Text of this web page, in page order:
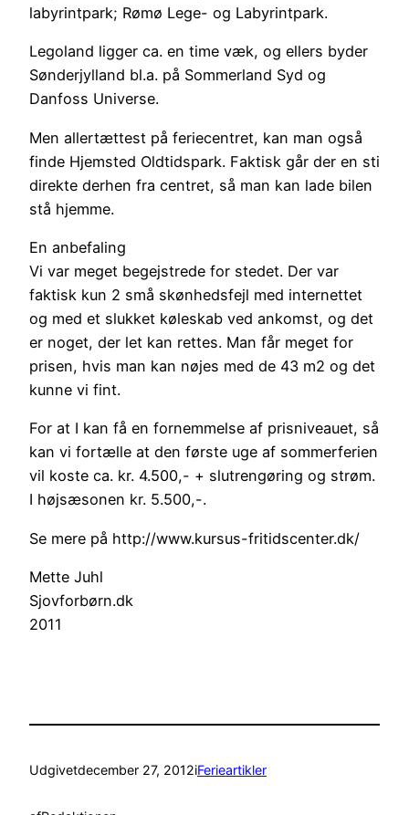
labyrintpark; Rømø Lege- og Labyrintpark.
Legoland ligger ca. en time væk, og ellers byder
Sønderjylland bl.a. på Sommerland Syd og
Danfoss Universe.
Men allertættest på feriecentret, kan man også
finde Hjemsted Oldtidspark. Faktisk går der en sti
direkte derhen fra centret, så man kan lade bilen
stå hjemme.
En anbefaling
Vi var meget begejstrede for stedet. Der var
faktisk kun 2 små skønhedsfejl med internettet
og med et slukket køleskab ved ankomst, og det
er noget, der let kan rettes. Man får meget for
prisen, hvis man kan nøjes med de 43 m2 og det
kunne vi fint.
For at I kan få en fornemmelse af prisniveauet, så
kan vi fortælle at den første uge af sommerferien
vil koste ca. kr. 4.500,- + slutrengøring og strøm.
I højsæsonen kr. 5.500,-.
Se mere på http://www.kursus-fritidscenter.dk/
Mette Juhl
Sjovforbørn.dk
2011
Udgivetdecember 27, 2012iFerieartikler